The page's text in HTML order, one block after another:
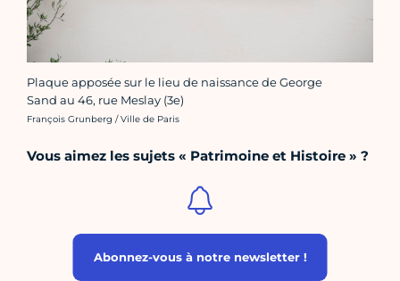
Plaque apposée sur le lieu de naissance de George
Sand au 46, rue Meslay (3e)
Crédit photo :
François Grunberg / Ville de Paris
Vous aimez les sujets « Patrimoine et Histoire » ?
Abonnez-vous à notre newsletter !